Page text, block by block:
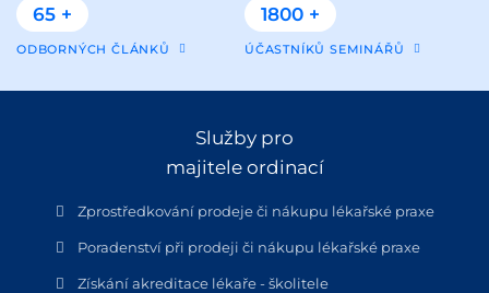
65 +
ODBORNÝCH ČLÁNKŮ
1800 +
ÚČASTNÍKŮ SEMINÁŘŮ
Služby pro
majitele ordinací
Zprostředkování prodeje či nákupu lékařské praxe
Poradenství při prodeji či nákupu lékařské praxe
Získání akreditace lékaře - školitele